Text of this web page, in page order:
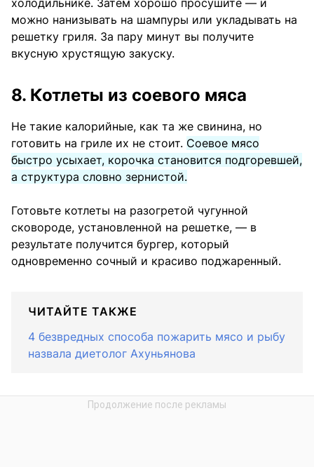
холодильнике. Затем хорошо просушите — и
можно нанизывать на шампуры или укладывать на
решетку гриля. За пару минут вы получите
вкусную хрустящую закуску.
8. Котлеты из соевого мяса
Не такие калорийные, как та же свинина, но
готовить на гриле их не стоит. Соевое мясо
быстро усыхает, корочка становится подгоревшей,
а структура словно зернистой.
Готовьте котлеты на разогретой чугунной
сковороде, установленной на решетке, — в
результате получится бургер, который
одновременно сочный и красиво поджаренный.
ЧИТАЙТЕ ТАКЖЕ
4 безвредных способа пожарить мясо и рыбу
назвала диетолог Ахуньянова